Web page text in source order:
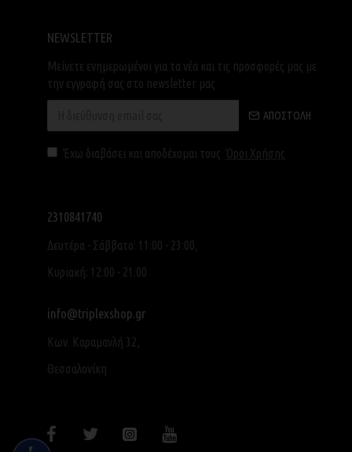
NEWSLETTER
Μείνετε ενημερωμένοι για τα νέα και τις προσφορές μας με
την εγγραφή σας στο newsletter μας
ΑΠΟΣΤΟΛΉ
Έχω διαβάσει και αποδέχομαι τους Όροι Χρήσης
2310841740
Δευτέρα - Σάββατο: 11:00 - 23:00,
Κυριακή: 12:00 - 21:00
info@triplexshop.gr
Κων. Καραμανλή 32,
Θεσσαλονίκη